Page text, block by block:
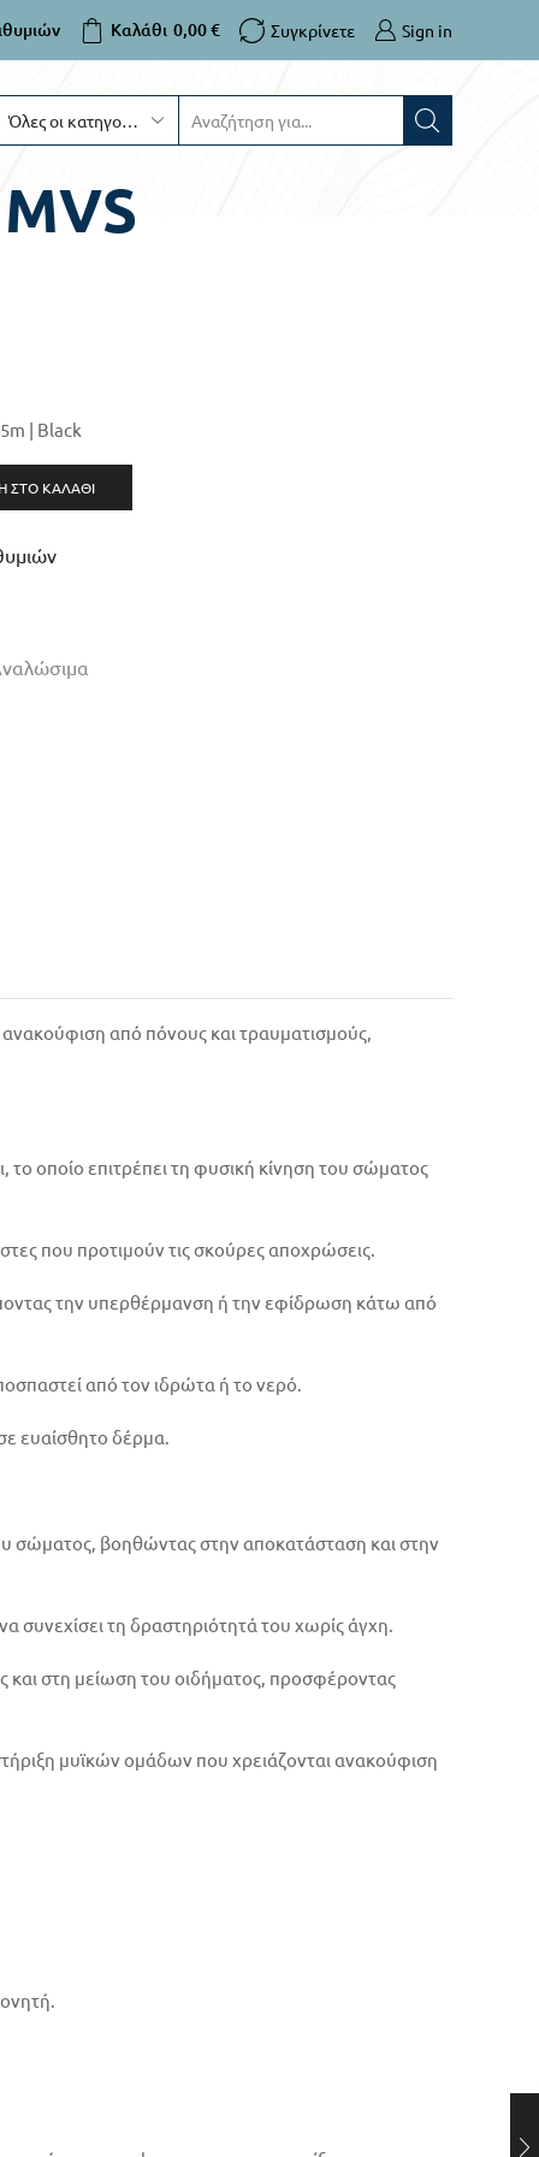
Καλάθι 0,00€ Συγκρίνετε Sign in
| Black
ΣΤΟ ΚΑΛΆΘΙ
από πόνους και τραυματισμούς,
το οποίο επιτρέπει τη φυσική κίνηση του σώματος
που προτιμούν τις σκούρες αποχρώσεις.
την υπερθέρμανση ή την εφίδρωση κάτω από
από τον ιδρώτα ή το νερό.
ευαίσθητο δέρμα.
σώματος, βοηθώντας στην αποκατάσταση και στην
συνεχίσει τη δραστηριότητά του χωρίς άγχη.
και στη μείωση του οιδήματος, προσφέροντας
μυϊκών ομάδων που χρειάζονται ανακούφιση